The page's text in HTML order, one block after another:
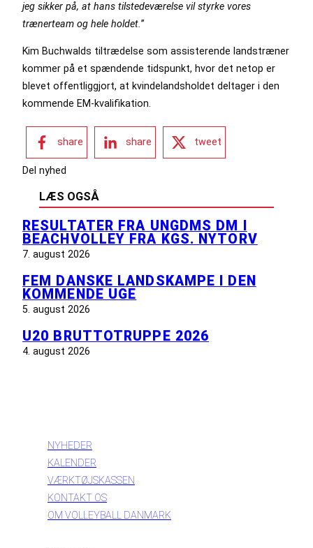
jeg sikker på, at hans tilstedeværelse vil styrke vores
trænerteam og hele holdet. ”
Kim Buchwalds tiltrædelse som assisterende landstræner
kommer på et spændende tidspunkt, hvor det netop er
blevet offentliggjort, at kvindelandsholdet deltager i den
kommende EM-kvalifikation.
share share tweet
Del nyhed
LÆS OGSÅ
RESULTATER FRA UNGDMS DM I
BEACHVOLLEY FRA KGS. NYTORV
7. august 2026
FEM DANSKE LANDSKAMPE I DEN
KOMMENDE UGE
5. august 2026
U20 BRUTTOTRUPPE 2026
4. august 2026
NYHEDER
KALENDER
VÆRKTØJSKASSEN
KONTAKT OS
OM VOLLEYBALL DANMARK